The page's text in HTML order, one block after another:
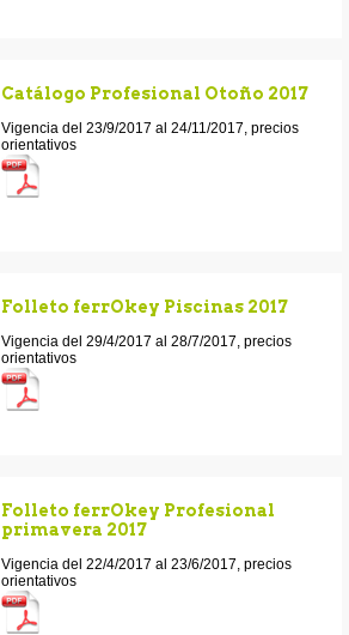
Catálogo Profesional Otoño 2017
Vigencia del 23/9/2017 al 24/11/2017, precios
orientativos
Folleto ferrOkey Piscinas 2017
Vigencia del 29/4/2017 al 28/7/2017, precios
orientativos
Folleto ferrOkey Profesional
primavera 2017
Vigencia del 22/4/2017 al 23/6/2017, precios
orientativos